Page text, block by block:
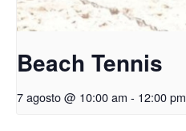
Beach Tennis
7 agosto @ 10:00 am - 12:00 pm